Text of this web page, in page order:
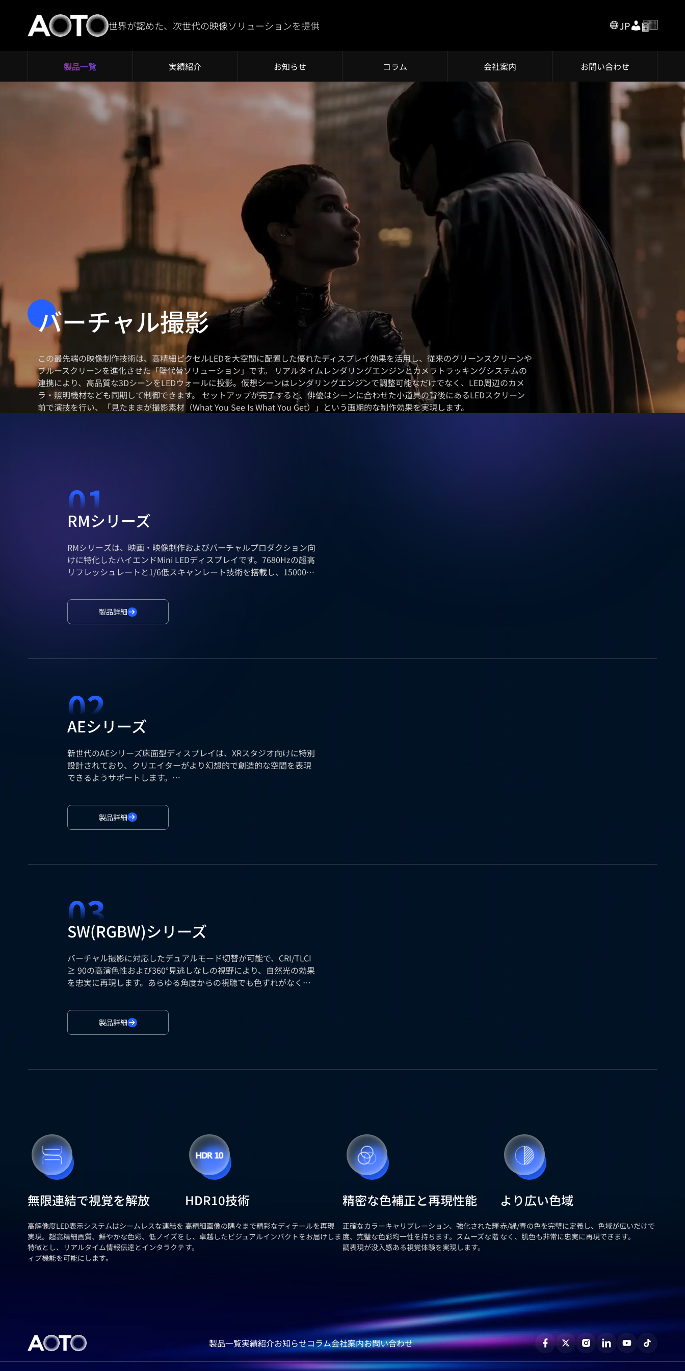
世界が認めた、次世代の映像ソリューションを提供 JP
製品一覧 実績紹介 お知らせ コラム 会社案内 お問い合わせ
バーチャル撮影
この最先端の映像制作技術は、高精細ピクセルLEDを大空間に配置した優れたディスプレイ効果を活用し、従来のグリーンスクリーンや
ブルースクリーンを進化させた「壁代替ソリューション」です。 リアルタイムレンダリングエンジンとカメラトラッキングシステムの
連携により、高品質な3DシーンをLEDウォールに投影。仮想シーンはレンダリングエンジンで調整可能なだけでなく、LED周辺のカメ
ラ・照明機材なども同期して制御できます。 セットアップが完了すると、俳優はシーンに合わせた小道具の背後にあるLEDスクリーン
前で演技を行い、「見たままが撮影素材（What You See Is What You Get）」という画期的な制作効果を実現します。
01
RMシリーズ
RMシリーズは、映画・映像制作およびバーチャルプロダクション向
けに特化したハイエンドMini LEDディスプレイです。7680Hzの超高
リフレッシュレートと1/6低スキャンレート技術を搭載し、15000:1
な動きのディテールやハリウッド基準の色彩表現を正確に再現しま
RM2.3は、世界各地の大規模なバーチャル撮影スタジオにて幅広く
製品詳細
02
AEシリーズ
新世代のAEシリーズ床面型ディスプレイは、XRスタジオ向けに特別
設計されており、クリエイターがより幻想的で創造的な空間を表現
できるようサポートします。
製品詳細
03
SW(RGBW)シリーズ
バーチャル撮影に対応したデュアルモード切替が可能で、CRI/TLCI
≥ 90の高演色性および360°見逃しなしの視野により、自然光の効果
を忠実に再現します。あらゆる角度からの視聴でも色ずれがなく、
製品詳細
無限連結で視覚を解放
高解像度LED表示システムはシームレスな連結を
実現。超高精細画質、鮮やかな色彩、低ノイズを
特徴とし、リアルタイム情報伝達とインタラクテ
ィブ機能を可能にします。
HDR10技術
高精細画像の隅々まで精彩なディテールを再現
し、卓越したビジュアルインパクトをお届けしま
す。
精密な色補正と再現性能
正確なカラーキャリブレーション、強化された輝
度、完璧な色彩均一性を持ちます。スムーズな階
調表現が没入感ある視覚体験を実現します。
より広い色域
赤/緑/青の色を完璧に定義し、色域が広いだけで
なく、肌色も非常に忠実に再現できます。
製品一覧実績紹介お知らせコラム会社案内お問い合わせ